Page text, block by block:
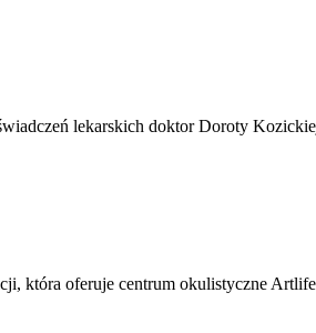
lekarskich doktor Doroty
która oferuje centrum okulistyczne